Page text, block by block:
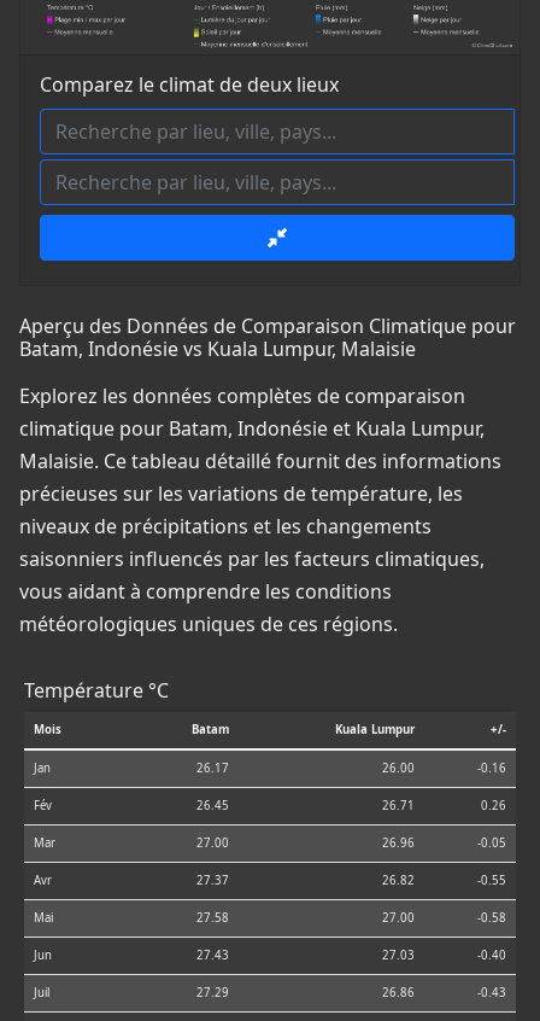
Comparez le climat de deux lieux
Aperçu des Données de Comparaison Climatique pour
Batam, Indonésie vs Kuala Lumpur, Malaisie
Explorez les données complètes de comparaison
climatique pour Batam, Indonésie et Kuala Lumpur,
Malaisie. Ce tableau détaillé fournit des informations
précieuses sur les variations de température, les
niveaux de précipitations et les changements
saisonniers influencés par les facteurs climatiques,
vous aidant à comprendre les conditions
météorologiques uniques de ces régions.
Température °C
Mois Batam Kuala Lumpur +/-
Jan 26.17 26.00 -0.16
Fév 26.45 26.71 0.26
Mar 27.00 26.96 -0.05
Avr 27.37 26.82 -0.55
Mai 27.58 27.00 -0.58
Jun 27.43 27.03 -0.40
Juil 27.29 26.86 -0.43